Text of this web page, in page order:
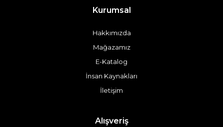
Kurumsal
Hakkımızda
Mağazamız
E-Katalog
İnsan Kaynakları
İletişim
Alışveriş